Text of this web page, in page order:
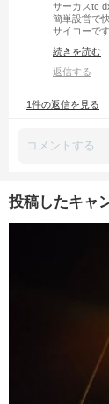
サーカスtc
簡単設営で
サイコーで
続きを読む
返信する
1件の返信を見る
投稿したキャ